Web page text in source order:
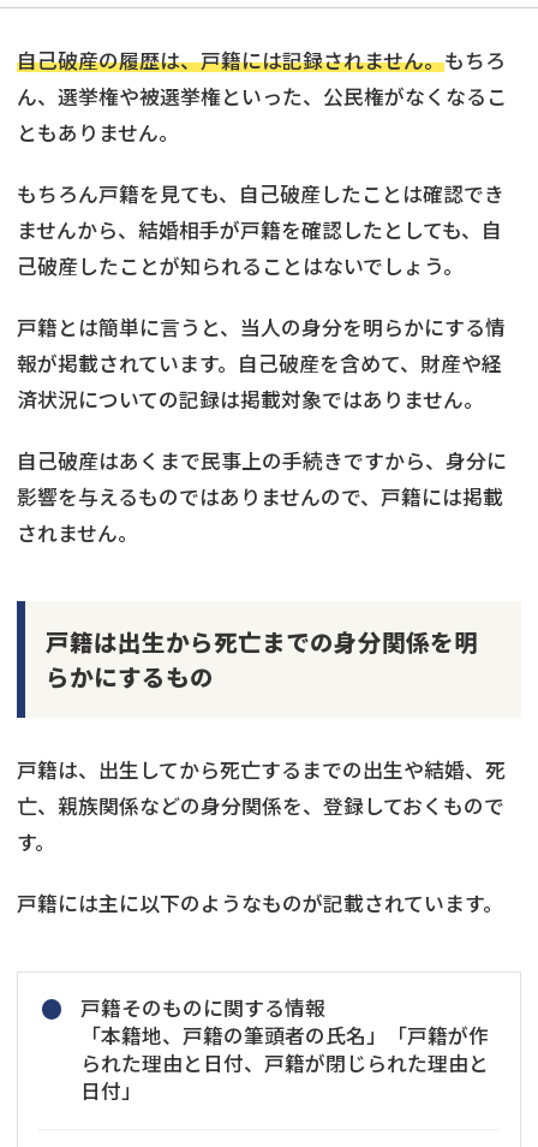
自己破産の履歴は、戸籍には記録されません。もちろ
ん、選挙権や被選挙権といった、公民権がなくなるこ
ともありません。
もちろん戸籍を見ても、自己破産したことは確認でき
ませんから、結婚相手が戸籍を確認したとしても、自
己破産したことが知られることはないでしょう。
戸籍とは簡単に言うと、当人の身分を明らかにする情
報が掲載されています。自己破産を含めて、財産や経
済状況についての記録は掲載対象ではありません。
自己破産はあくまで民事上の手続きですから、身分に
影響を与えるものではありませんので、戸籍には掲載
されません。
戸籍は出生から死亡までの身分関係を明
らかにするもの
戸籍は、出生してから死亡するまでの出生や結婚、死
亡、親族関係などの身分関係を、登録しておくもので
す。
戸籍には主に以下のようなものが記載されています。
戸籍そのものに関する情報
「本籍地、戸籍の筆頭者の氏名」「戸籍が作
られた理由と日付、戸籍が閉じられた理由と
日付」